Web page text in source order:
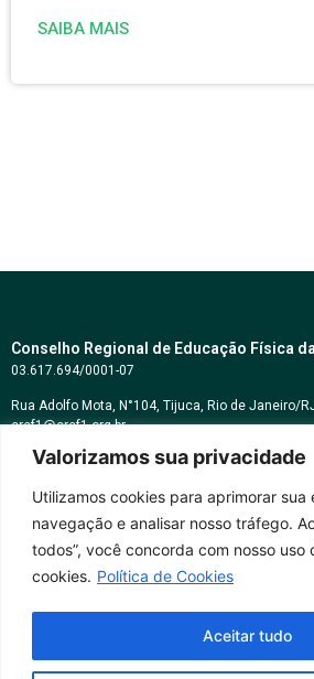
Valorizamos sua privacidade
Utilizamos cookies para aprimorar sua
navegação e analisar nosso tráfego.
todos”, você concorda com nosso uso
cookies. Política de Cookies
Aceitar tudo
SAIBA MAIS
Conselho Regional de Educação Física
03.617.694/0001-07
Rua Adolfo Mota, N°104, Tijuca, Rio de Janeiro/
cref1@cref1.org.br
Assessoria de comunicação:
Horários de atendimento:
Whatsapp: (21) 2569-2398